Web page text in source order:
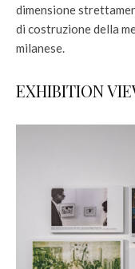
dimensione
di costruzione della
milanese.
EXHIBITION